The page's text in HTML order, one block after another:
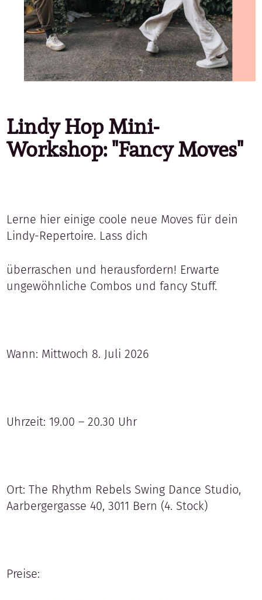
Lindy Hop Mini-
Workshop: "Fancy Moves"
Lerne hier einige coole neue Moves für dein
Lindy-Repertoire. Lass dich
überraschen und herausfordern! Erwarte
ungewöhnliche Combos und fancy Stuff.
Wann: Mittwoch 8. Juli 2026
Uhrzeit: 19.00 – 20.30 Uhr
Ort: The Rhythm Rebels Swing Dance Studio,
Aarbergergasse 40, 3011 Bern (4. Stock)
Preise: